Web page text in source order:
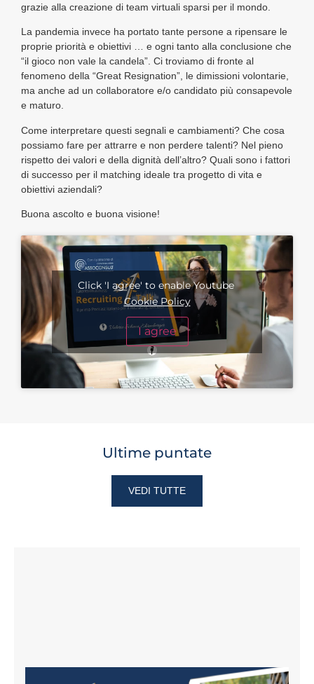
grazie alla creazione di team virtuali sparsi per il mondo.
La pandemia invece ha portato tante persone a ripensare le
proprie priorità e obiettivi … e ogni tanto alla conclusione che
“il gioco non vale la candela”. Ci troviamo di fronte al
fenomeno della “Great Resignation”, le dimissioni volontarie,
ma anche ad un collaboratore e/o candidato più consapevole
e maturo.
Come interpretare questi segnali e cambiamenti? Che cosa
possiamo fare per attrarre e non perdere talenti? Nel pieno
rispetto dei valori e della dignità dell’altro? Quali sono i fattori
di successo per il matching ideale tra progetto di vita e
obiettivi aziendali?
Buona ascolto e buona visione!
Click 'I agree' to enable Youtube
Cookie Policy
I agree
Ultime puntate
VEDI TUTTE